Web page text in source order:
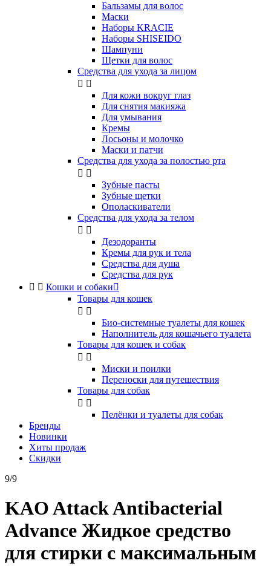
Бальзамы для волос
Маски
Наборы KRACIE
Наборы SHISEIDO
Шампуни
Щетки для волос
Средства для ухода за лицом
 
Для кожи вокруг глаз
Для снятия макияжа
Для умывания
Кремы
Лосьоны и молочко
Маски и патчи
Средства для ухода за полостью рта
 
Зубные пасты
Зубные щетки
Ополаскиватели
Средства для ухода за телом
 
Дезодоранты
Кремы для рук и тела
Средства для душа
Средства для рук
  Кошки и собаки
Товары для кошек
 
Био-системные туалеты для кошек
Наполнитель для кошачьего туалета
Товары для кошек и собак
 
Миски и поилки
Переноски для путешествия
Товары для собак
 
Пелёнки и туалеты для собак
Бренды
Новинки
Хиты продаж
Скидки
9/9
KAO Attack Antibacterial
Advance Жидкое средство
для стирки с максимальным